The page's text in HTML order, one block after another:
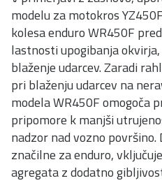
modelu za motokros
kolesa enduro WR450F
lastnosti upogibanja
blaženje udarcev. Zaradi
pri blaženju udarcev na
modela WR450F omogoča
pripomore k manjši
nadzor nad vozno površino.
značilne za enduro,
agregata z dodatno